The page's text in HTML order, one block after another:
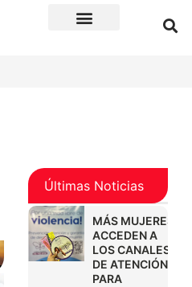
Últimas Noticias
MÁS MUJERES
ACCEDEN A
LOS CANALES
DE ATENCIÓN
PARA